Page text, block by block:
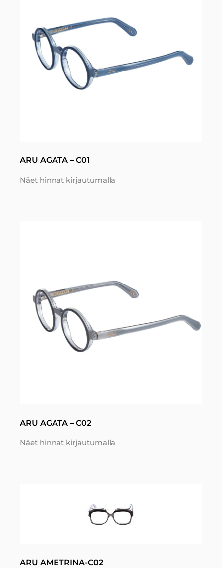
ARU AGATA – C01
Näet hinnat kirjautumalla
ARU AGATA – C02
Näet hinnat kirjautumalla
ARU AMETRINA-C02